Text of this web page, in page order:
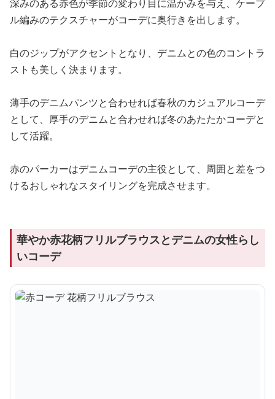
深みのある赤色が季節の変わり目に温かみを与え、ケーブ
ル編みのテクスチャーがコーデに奥行きを出します。
白のジップがアクセントとなり、デニムとの色のコントラ
ストも美しく決まります。
薄手のデニムパンツと合わせれば春秋のカジュアルコーデ
として、厚手のデニムと合わせれば冬のあたたかコーデと
して活躍。
赤のパーカーはデニムコーデの主役として、周囲と差をつ
けるおしゃれなスタイリングを完成させます。
華やか赤花柄フリルブラウスとデニムの女性らし
いコーデ